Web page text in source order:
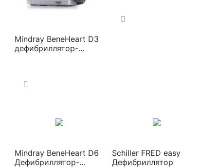
Mindray BeneHeart D3
дефибриллятор-
Mindray BeneHeart D6
Дефибриллятор-
Schiller FRED easy
Дефибриллятор